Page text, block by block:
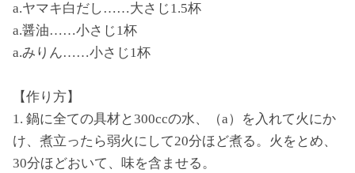
a.ヤマキ白だし……大さじ1.5杯
a.醤油……小さじ1杯
a.みりん……小さじ1杯
【作り方】
1. 鍋に全ての具材と300ccの水、（a）を入れて火にか
け、煮立ったら弱火にして20分ほど煮る。火をとめ、
30分ほどおいて、味を含ませる。